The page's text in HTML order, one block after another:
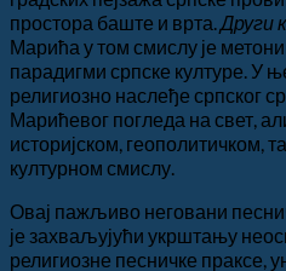
простора баште и врта.Други
Марића у том смислу је
парадигми српске културе. У
религиозно наслеђе српског
Марићевог погледа на свет,
историјском, геополитичком,
културном смислу.
Овај пажљиво неговани
је захваљујући укрштању
религиозне песничке праксе,